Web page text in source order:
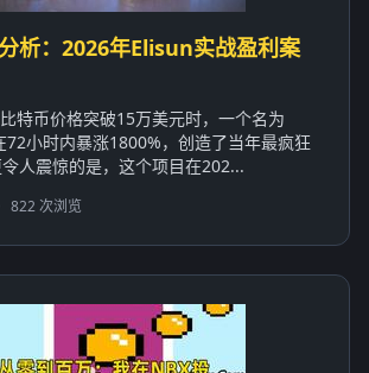
析：2026年Elisun实战盈利案
特币价格突破15万美元时，一个名为
72小时内暴涨1800%，创造了当年最疯狂
人震惊的是，这个项目在202...
822 次浏览